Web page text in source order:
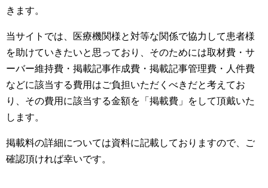
きます。
当サイトでは、医療機関様と対等な関係で協力して患者様
を助けていきたいと思っており、そのためには取材費・サ
ーバー維持費・掲載記事作成費・掲載記事管理費・人件費
などに該当する費用はご負担いただくべきだと考えてお
り、その費用に該当する金額を「掲載費」をして頂戴いた
します。
掲載料の詳細については資料に記載しておりますので、ご
確認頂ければ幸いです。